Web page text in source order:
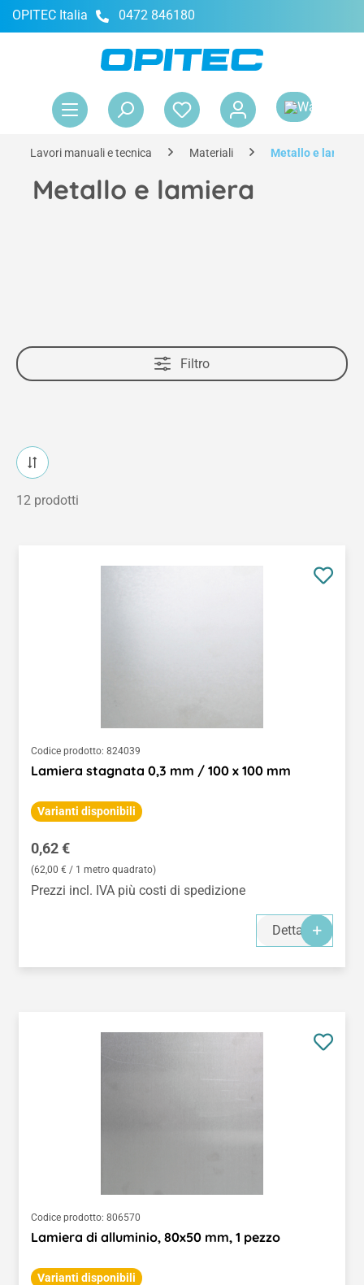
principale
OPITEC Italia 0472 846180
Lavori manuali e tecnica Materiali Metallo e lamiera
Metallo e lamiera
Filtro
12 prodotti
Codice prodotto: 824039
Lamiera stagnata 0,3 mm / 100 x 100 mm
Varianti disponibili
Prezzo normale:
0,62 €
(62,00 € / 1 metro quadrato)
Prezzi incl. IVA più costi di spedizione
Dettagli
Codice prodotto: 806570
Lamiera di alluminio, 80x50 mm, 1 pezzo
Varianti disponibili